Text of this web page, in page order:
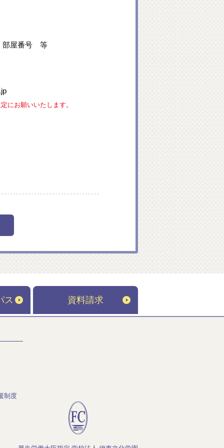
部屋番号 等
にお願いいたします。
ス 資料請求
制度